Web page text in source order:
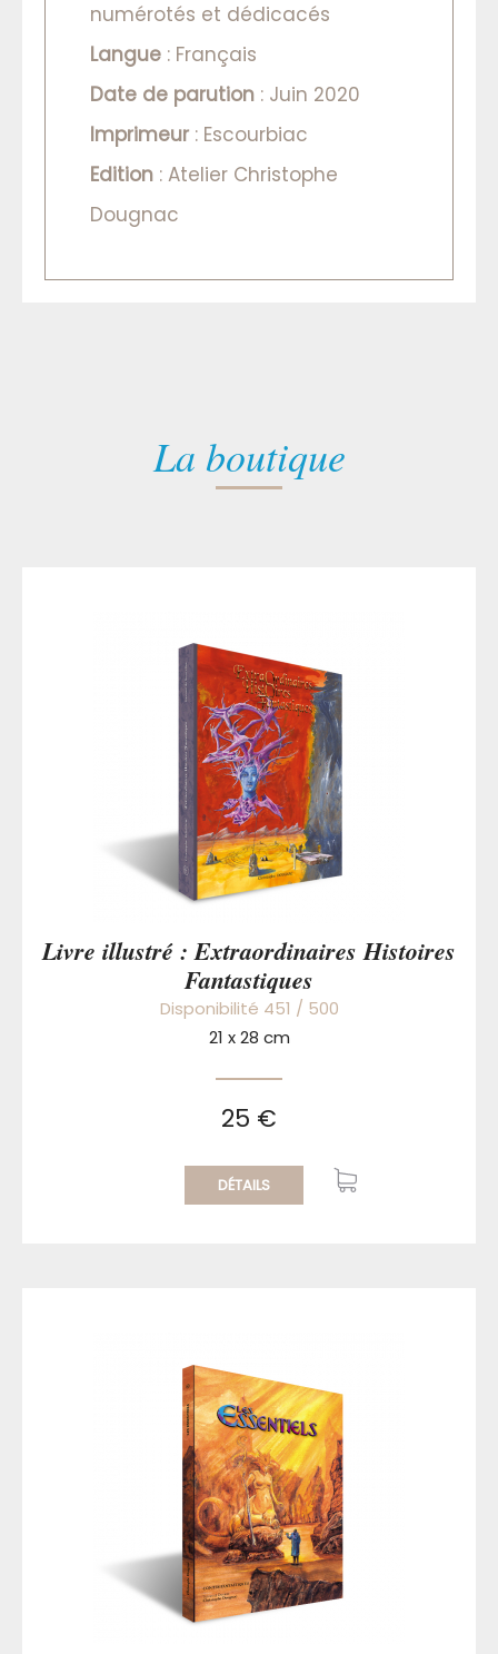
numérotés et dédicacés
Langue : Français
Date de parution : Juin 2020
Imprimeur : Escourbiac
Edition : Atelier Christophe
Dougnac
La boutique
Livre illustré : Extraordinaires Histoires
Fantastiques
Disponibilité 451 / 500
21 x 28 cm
25 €
DÉTAILS